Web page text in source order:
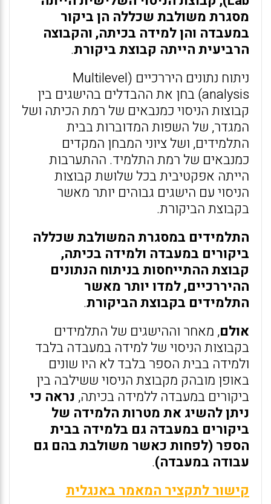
מסגרת משולבת שכללה הן ביקור
במעבדה והן למידה בכיתה, והקבוצה
הרביעית הייתה קבוצת ביקורת.
ניתוח נתונים היררכיים (Multilevel
analysis) בחן את ההבדלים בהישגים בין
קבוצות הניסוי כמנבאים של רמת הכיתה ושל
המגדר, של השפות המדוברות בבית
התלמידים, ושל ציוני המבחן המקדים
כמנבאים של רמת התלמיד. ההתערבות
הייתה אפקטיבית בכל שלושת קבוצות
הניסוי עם הישגים גבוהים יותר מאשר
בקבוצת הביקורת.
התלמידים במסגרת המשולבת שכללה
ביקורים במעבדה ולמידה בכיתה,
קבוצת ההתייחסות בניתוח הנתונים
ההיררכיים, למדו יותר מאשר
התלמידים בקבוצת הביקורת.
אולם, מאחר וההישגים של התלמידים
בקבוצות הניסוי של למידה במעבדה בלבד
ולמידה בבית הספר בלבד לא היו שונים
באופן מובהק מקבוצת הניסוי ששילבה בין
ביקורים במעבדה ללמידה בכיתה, נראה כי
ניתן להשיג את מטרות הלמידה של
ביקורים במעבדה גם בלמידה בבית
הספר (לפחות כאשר משולבת בהם גם
עבודה במעבדה).
קישור לתקציר המאמר באנגלית